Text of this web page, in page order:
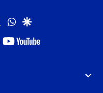
twitterwhatsapp
google
youtube-